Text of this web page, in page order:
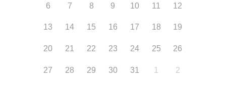
6 7 8 9 10 11 12
13 14 15 16 17 18 19
20 21 22 23 24 25 26
27 28 29 30 31 1 2